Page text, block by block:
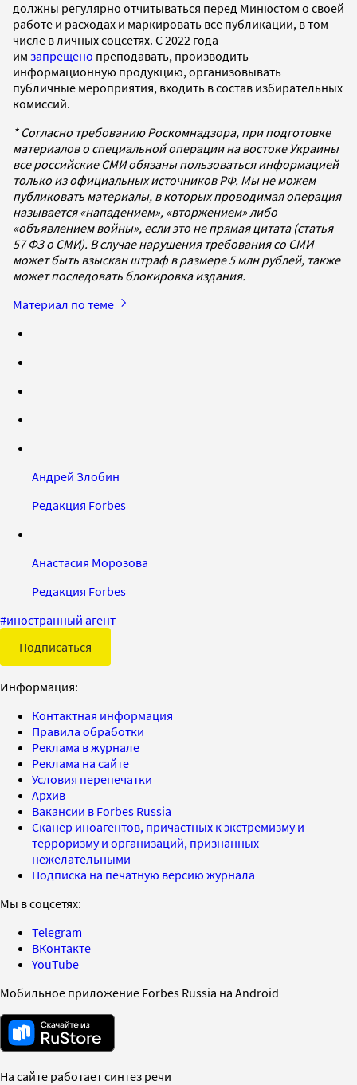
должны регулярно отчитываться перед Минюстом о своей
работе и расходах и маркировать все публикации, в том
числе в личных соцсетях. С 2022 года
им запрещено преподавать, производить
информационную продукцию, организовывать
публичные мероприятия, входить в состав избирательных
комиссий.
* Согласно требованию Роскомнадзора, при подготовке
материалов о специальной операции на востоке Украины
все российские СМИ обязаны пользоваться информацией
только из официальных источников РФ. Мы не можем
публиковать материалы, в которых проводимая операция
называется «нападением», «вторжением» либо
«объявлением войны», если это не прямая цитата (статья
57 ФЗ о СМИ). В случае нарушения требования со СМИ
может быть взыскан штраф в размере 5 млн рублей, также
может последовать блокировка издания.
Материал по теме
Андрей Злобин
Редакция Forbes
Анастасия Морозова
Редакция Forbes
#иностранный агент
Подписаться
Информация:
Контактная информация
Правила обработки
Реклама в журнале
Реклама на сайте
Условия перепечатки
Архив
Вакансии в Forbes Russia
Сканер иноагентов, причастных к экстремизму и
терроризму и организаций, признанных
нежелательными
Подписка на печатную версию журнала
Мы в соцсетях:
Telegram
ВКонтакте
YouTube
Мобильное приложение Forbes Russia на Android
На сайте работает синтез речи